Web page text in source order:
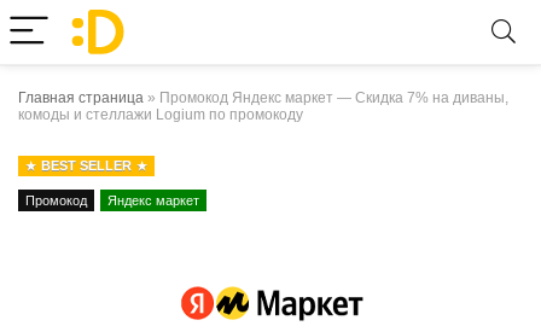
Главная страница » Промокод Яндекс маркет — Скидка 7% на диваны,
комоды и стеллажи Logium по промокоду
BEST SELLER
Промокод Яндекс маркет